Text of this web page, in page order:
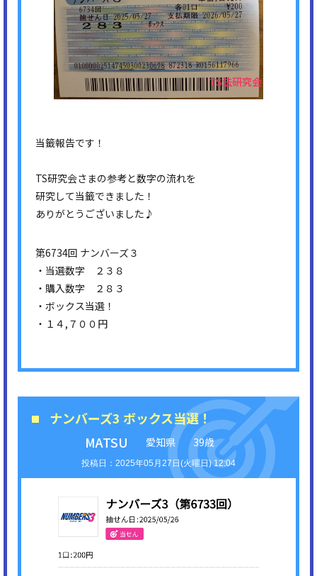
当籤報告です！
TS研究会さまの参考と数字の流れを
研究して当籤できました！
ありがとうございました♪
第6734回 ナンバーズ３
・当選数字 ２３８
・購入数字 ２８３
・ボックス当選！
・１４,７００円
ナンバーズ3 ボックス当選！
MATSU
愛知県 39歳
2025年05月27日(火曜日) 12:04